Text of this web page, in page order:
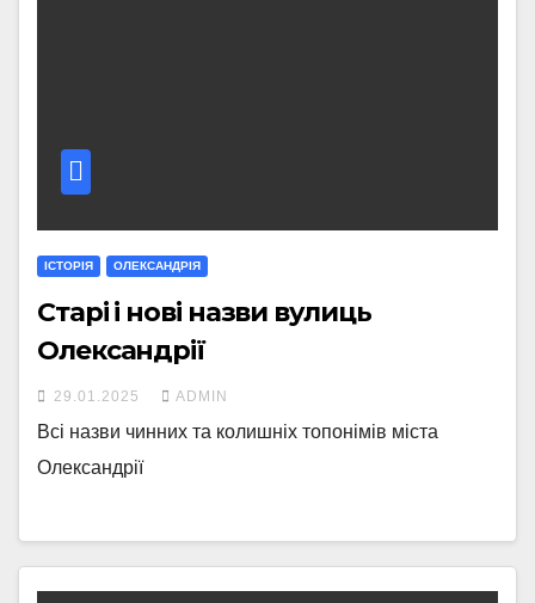
ІСТОРІЯ ОЛЕКСАНДРІЯ
Старі і нові назви вулиць
Олександрії
29.01.2025 ADMIN
Всі назви чинних та колишніх топонімів міста
Олександрії